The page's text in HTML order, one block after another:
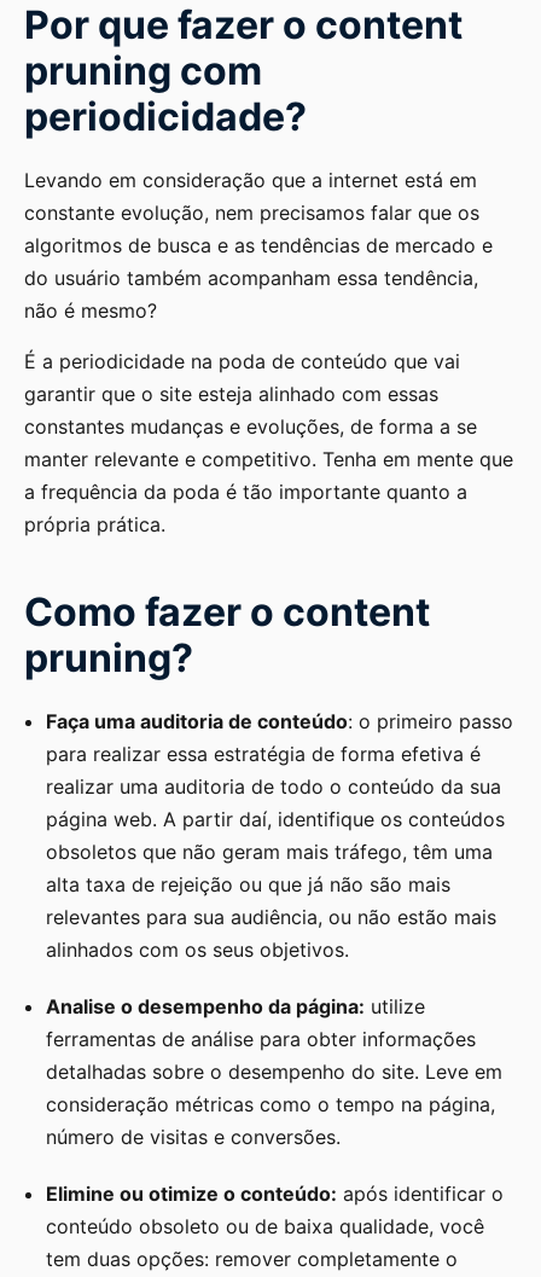
Por que fazer o content
pruning com
periodicidade?
Levando em consideração que a internet está em
constante evolução, nem precisamos falar que os
algoritmos de busca e as tendências de mercado e
do usuário também acompanham essa tendência,
não é mesmo?
É a periodicidade na poda de conteúdo que vai
garantir que o site esteja alinhado com essas
constantes mudanças e evoluções, de forma a se
manter relevante e competitivo. Tenha em mente que
a frequência da poda é tão importante quanto a
própria prática.
Como fazer o content
pruning?
Faça uma auditoria de conteúdo: o primeiro passo
para realizar essa estratégia de forma efetiva é
realizar uma auditoria de todo o conteúdo da sua
página web. A partir daí, identifique os conteúdos
obsoletos que não geram mais tráfego, têm uma
alta taxa de rejeição ou que já não são mais
relevantes para sua audiência, ou não estão mais
alinhados com os seus objetivos.
Analise o desempenho da página: utilize
ferramentas de análise para obter informações
detalhadas sobre o desempenho do site. Leve em
consideração métricas como o tempo na página,
número de visitas e conversões.
Elimine ou otimize o conteúdo: após identificar o
conteúdo obsoleto ou de baixa qualidade, você
tem duas opções: remover completamente o